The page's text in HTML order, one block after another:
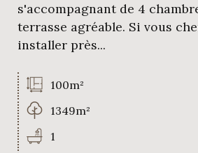
s'accompagnant de 4
terrasse agréable. Si vous
installer près...
100m²
1349m²
1